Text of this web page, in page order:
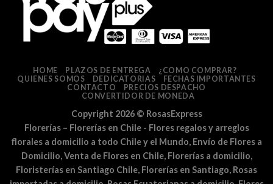
HOME PLAZOS DE ENTREGA
¿COMO COMPRAR?
QUIENES SOMOS
DEDICATORIAS
FECHAS IMPORTANTES
CONTACTO
PRECIOS DESPACHO
CONVERTIDOR DE MONEDA
Copyright 2026 © RosasExpress
Florerías – Florerías en Chile - Flores regalos y arreglos
florales a domicilio a todo Chile y el Mundo, Envío de Flores a
Domicilio, Venta de Flores en Chile, Florerías a domicilio,
Floristerías en Santiago Chile, Florerías en Santiago, Rosas